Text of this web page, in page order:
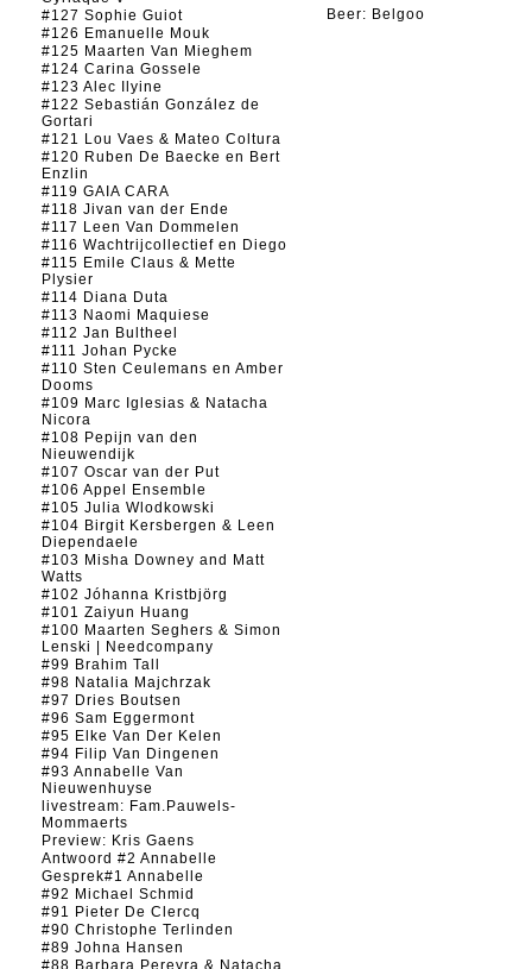
#127 Sophie Guiot
#126 Emanuelle Mouk
#125 Maarten Van Mieghem
#124 Carina Gossele
#123 Alec Ilyine
#122 Sebastián González de
Gortari
#121 Lou Vaes & Mateo Coltura
#120 Ruben De Baecke en Bert
Enzlin
#119 GAIA CARA
#118 Jivan van der Ende
#117 Leen Van Dommelen
#116 Wachtrijcollectief en Diego
#115 Emile Claus & Mette
Plysier
#114 Diana Duta
#113 Naomi Maquiese
#112 Jan Bultheel
#111 Johan Pycke
#110 Sten Ceulemans en Amber
Dooms
#109 Marc Iglesias & Natacha
Nicora
#108 Pepijn van den
Nieuwendijk
#107 Oscar van der Put
#106 Appel Ensemble
#105 Julia Wlodkowski
#104 Birgit Kersbergen & Leen
Diependaele
#103 Misha Downey and Matt
Watts
#102 Jóhanna Kristbjörg
#101 Zaiyun Huang
#100 Maarten Seghers & Simon
Lenski | Needcompany
#99 Brahim Tall
#98 Natalia Majchrzak
#97 Dries Boutsen
#96 Sam Eggermont
#95 Elke Van Der Kelen
#94 Filip Van Dingenen
#93 Annabelle Van
Nieuwenhuyse
livestream: Fam.Pauwels-
Mommaerts
Preview: Kris Gaens
Antwoord #2 Annabelle
Gesprek#1 Annabelle
#92 Michael Schmid
#91 Pieter De Clercq
#90 Christophe Terlinden
#89 Johna Hansen
#88 Barbara Pereyra & Natacha
Beer: Belgoo